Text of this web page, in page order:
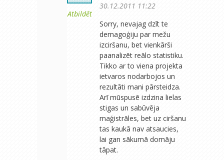
Atbildēt
30.12.2011 11:22
Sorry, nevajag dzīt te
demagoģiju par mežu
izciršanu, bet vienkārši
paanalizēt reālo statistiku.
Tikko ar to viena projekta
ietvaros nodarbojos un
rezultāti mani pārsteidza.
Arī mūspusē izdzina lielas
stigas un sabūvēja
maģistrāles, bet uz ciršanu
tas kaukā nav atsaucies,
lai gan sākumā domāju
tāpat.